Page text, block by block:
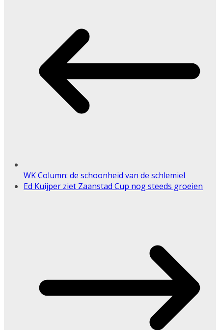
WK Column: de schoonheid van de schlemiel
Ed Kuijper ziet Zaanstad Cup nog steeds groeien